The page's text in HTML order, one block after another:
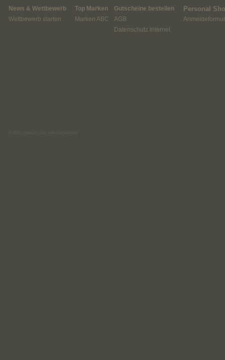
News & Wettbewerb
Wettbewerb starten
Top Marken
Marken ABC
Gutscheine bestellen
AGB
Datenschutz Internet
Personal